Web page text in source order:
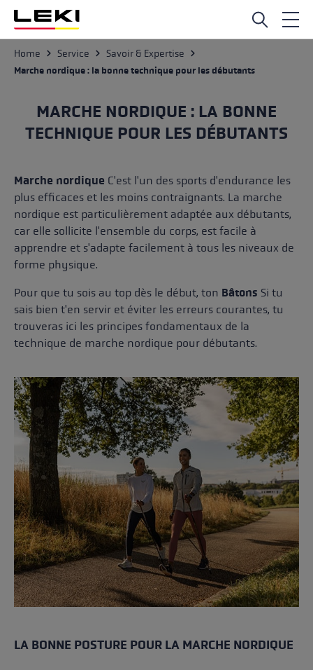
Passer au contenu principal
Home Service Savoir & Expertise
Marche nordique : la bonne technique pour les débutants
MARCHE NORDIQUE : LA BONNE
TECHNIQUE POUR LES DÉBUTANTS
Marche nordique C'est l'un des sports d'endurance les
plus efficaces et les moins contraignants. La marche
nordique est particulièrement adaptée aux débutants,
car elle sollicite l'ensemble du corps, est facile à
apprendre et s'adapte facilement à tous les niveaux de
forme physique.
Pour que tu sois au top dès le début, ton Bâtons Si tu
sais bien t'en servir et éviter les erreurs courantes, tu
trouveras ici les principes fondamentaux de la
technique de marche nordique pour débutants.
LA BONNE POSTURE POUR LA MARCHE NORDIQUE